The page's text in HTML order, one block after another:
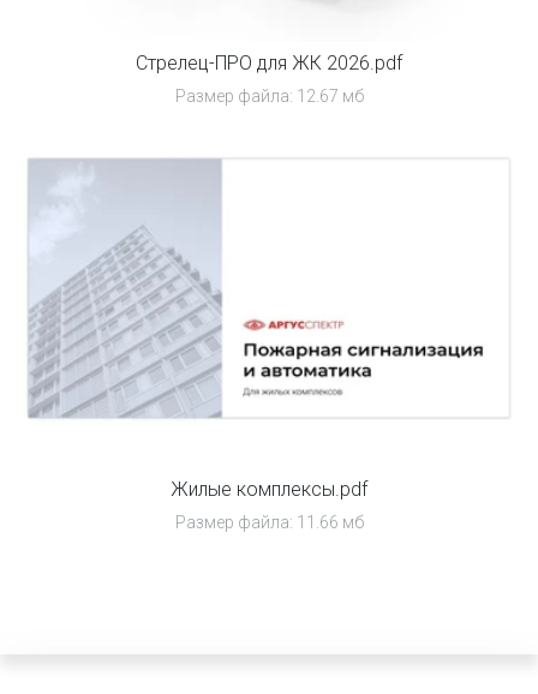
Стрелец-ПРО для ЖК 2026.pdf
Размер файла: 12.67 мб
Жилые комплексы.pdf
Размер файла: 11.66 мб